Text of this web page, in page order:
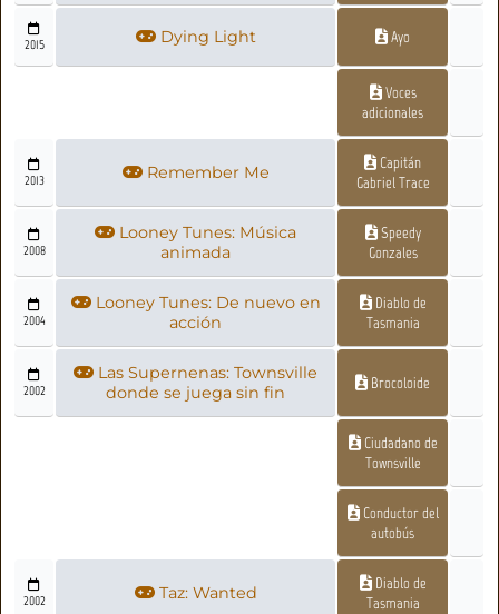
2015 Dying Light Ayo
Voces
adicionales
2013 Remember Me
Capitán
Gabriel Trace
2008
Looney Tunes: Música
animada
Speedy
Gonzales
2004
Looney Tunes: De nuevo en
acción
Diablo de
Tasmania
2002
Las Supernenas: Townsville
donde se juega sin fin
Brocoloide
Ciudadano de
Townsville
Conductor del
autobús
2002 Taz: Wanted
Diablo de
Tasmania